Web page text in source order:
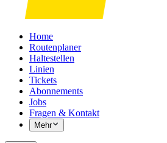
Home
Routenplaner
Haltestellen
Linien
Tickets
Abonnements
Jobs
Fragen & Kontakt
Mehr